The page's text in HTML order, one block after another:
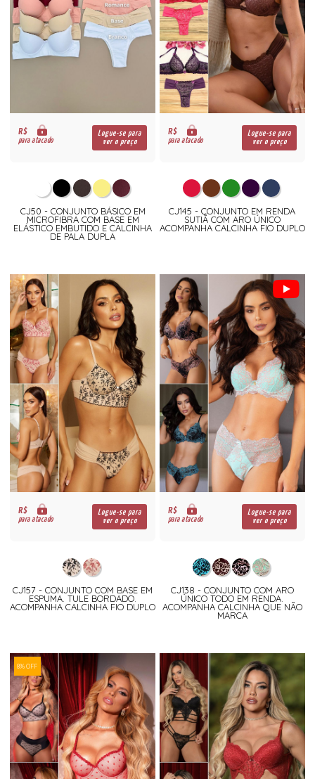
R$
para atacado
Logue-se para
ver o preço
CJ50 - CONJUNTO BÁSICO EM
MICROFIBRA COM BASE EM
ELÁSTICO EMBUTIDO E CALCINHA
DE PALA DUPLA
R$
para atacado
Logue-se para
ver o preço
CJ145 - CONJUNTO EM RENDA
SUTIÃ COM ARO ÚNICO
ACOMPANHA CALCINHA FIO DUPLO
R$
para atacado
Logue-se para
ver o preço
CJ157 - CONJUNTO COM BASE EM
ESPUMA. TULE BORDADO.
ACOMPANHA CALCINHA FIO DUPLO
R$
para atacado
Logue-se para
ver o preço
CJ138 - CONJUNTO COM ARO
ÚNICO TODO EM RENDA.
ACOMPANHA CALCINHA QUE NÃO
MARCA
8% OFF